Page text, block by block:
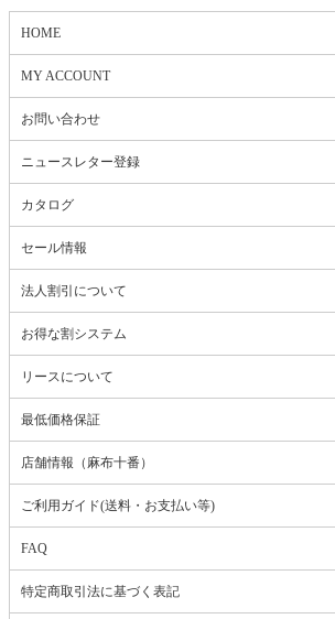
HOME
MY ACCOUNT
お問い合わせ
ニュースレター登録
カタログ
セール情報
法人割引について
お得な割システム
リースについて
最低価格保証
店舗情報（麻布十番）
ご利用ガイド(送料・お支払い等)
FAQ
特定商取引法に基づく表記